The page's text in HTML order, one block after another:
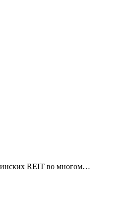
REIT во многом…